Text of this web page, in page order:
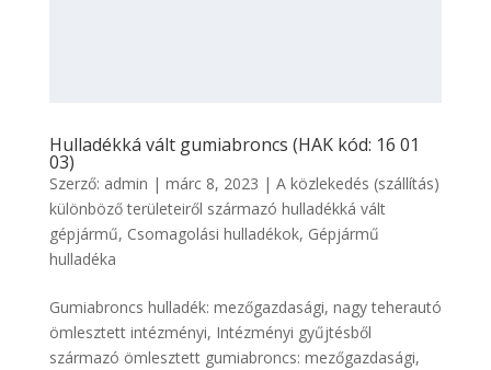
Hulladékká vált gumiabroncs (HAK kód: 16 01
03)
Szerző: admin | márc 8, 2023 | A közlekedés (szállítás)
különböző területeiről származó hulladékká vált
gépjármű, Csomagolási hulladékok, Gépjármű
hulladéka
Gumiabroncs hulladék: mezőgazdasági, nagy teherautó
ömlesztett intézményi, Intézményi gyűjtésből
származó ömlesztett gumiabroncs: mezőgazdasági,